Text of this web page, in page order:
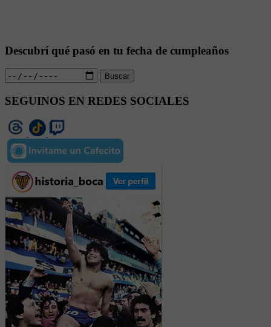
Descubrí qué pasó en tu fecha de cumpleaños
Buscar
SEGUINOS EN REDES SOCIALES